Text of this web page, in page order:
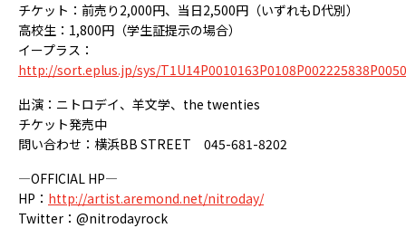
チケット：前売り2,000円、当日2,500円（いずれもD代別）
高校生：1,800円（学生証提示の場合）
イープラス：
http://sort.eplus.jp/sys/
出演：ニトロデイ、羊文学、the twenties
チケット発売中
問い合わせ：横浜BB STREET 045-681-8202
―OFFICIAL HP―
HP： http://artist.aremond.net/nitroday/
Twitter：@nitrodayrock